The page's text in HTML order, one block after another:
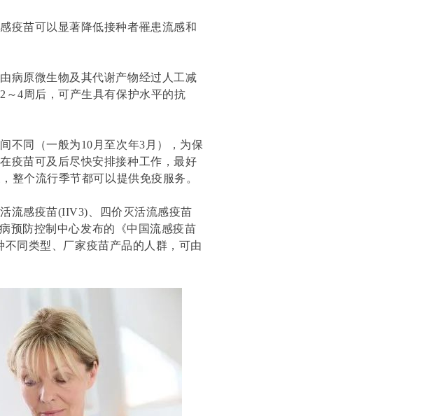
疫苗可以显著降低接种者罹患流感和
病原微生物及其代谢产物经过人工减
～4周后，可产生具有保护水平的抗
不同（一般为10月至次年3月 ），为保
疫苗可及后尽快安排接种工作，最好
整个流行季节都可以提供免疫服务 。
流感疫苗(IIV3)、四价灭活流感疫苗
预防控制中心发布的《中国流感疫苗
不同类型、厂家疫苗产品的人群，可由